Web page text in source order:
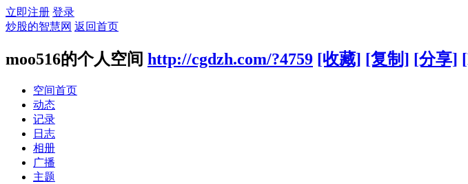
立即注册 登录
炒股的智慧网 返回首页
moo516的个人空间 http://cgdzh.com/?4759 [收藏] [复制] [分享]
空间首页
动态
记录
日志
相册
广播
主题